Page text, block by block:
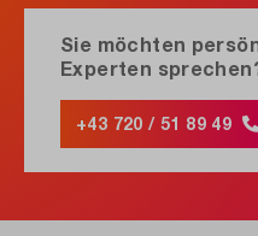
Sie möchten
Experten
+43 720 / 51 89 49